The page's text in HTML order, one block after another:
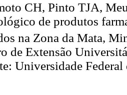
CH, Pinto TJA,
de produtos
na Zona da Mata,
de Extensão
Universidade